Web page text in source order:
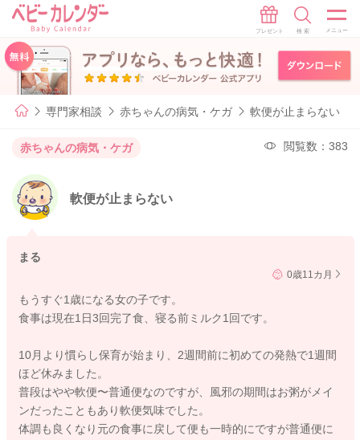
専門家相談 赤ちゃんの病気・ケガ 軟便が止まらない
赤ちゃんの病気・ケガ 閲覧数：383
軟便が止まらない
まる
0歳11カ月
もうすぐ1歳になる女の子です。
食事は現在1日3回完了食、寝る前ミルク1回です。
10月より慣らし保育が始まり、2週間前に初めての発熱で1週間
ほど休みました。
普段はやや軟便〜普通便なのですが、風邪の期間はお粥がメイ
ンだったこともあり軟便気味でした。
体調も良くなり元の食事に戻して便も一時的にですが普通便に